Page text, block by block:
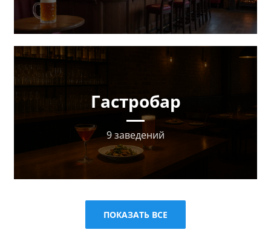
Гастробар
9 заведений
ПОКАЗАТЬ ВСЕ